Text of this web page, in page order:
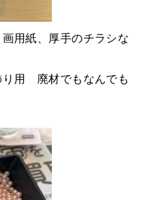
用紙、厚手のチラシな
用 廃材でもなんでも